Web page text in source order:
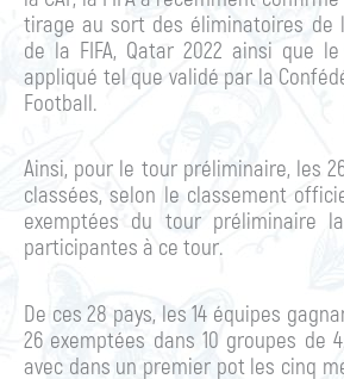
tirage au sort des éliminatoires de
de la FIFA, Qatar 2022 ainsi que
appliqué tel que validé par la
Football.
Ainsi, pour le tour préliminaire, les
classées, selon le classement
exemptées du tour préliminaire
participantes à ce tour.
De ces 28 pays, les 14 équipes
26 exemptées dans 10 groupes de
avec dans un premier pot les cinq